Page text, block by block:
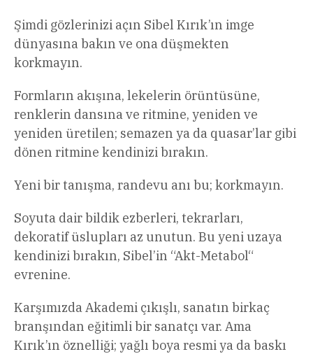
Şimdi gözlerinizi açın Sibel Kırık’ın imge
dünyasına bakın ve ona düşmekten
korkmayın.
Formların akışına, lekelerin örüntüsüne,
renklerin dansına ve ritmine, yeniden ve
yeniden üretilen; semazen ya da quasar’lar gibi
dönen ritmine kendinizi bırakın.
Yeni bir tanışma, randevu anı bu; korkmayın.
Soyuta dair bildik ezberleri, tekrarları,
dekoratif üslupları az unutun. Bu yeni uzaya
kendinizi bırakın, Sibel’in “Akt-Metabol“
evrenine.
Karşımızda Akademi çıkışlı, sanatın birkaç
branşından eğitimli bir sanatçı var. Ama
Kırık’ın öznelliği; yağlı boya resmi ya da baskı